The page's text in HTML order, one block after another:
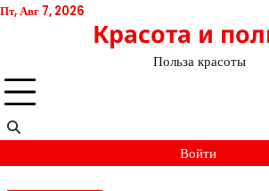
Перейти
Пт, Авг 7, 2026
Красота и
Польза красоты
Войти